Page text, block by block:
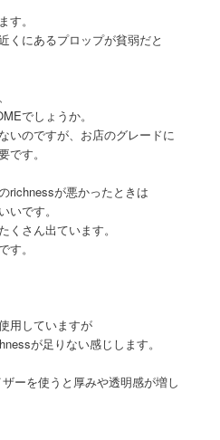
。
くにあるプロップが貧弱だと
でしょうか。
いのですが、お店のグレードに
です。
richnessが悪かったときは
です。
さん出ています。
。
用していますが
が足りない感じします。
ーを使うと厚みや透明感が増し